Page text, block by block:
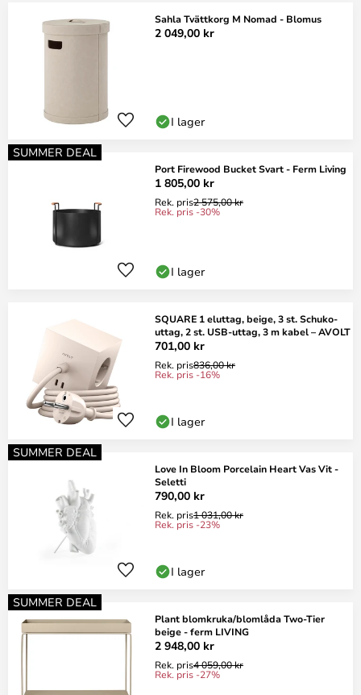
Sahla Tvättkorg M Nomad - Blomus
2 049,00 kr
I lager
SUMMER DEAL
Port Firewood Bucket Svart - Ferm Living
1 805,00 kr
Rek. pris2 575,00 kr
Rek. pris -30%
I lager
SQUARE 1 eluttag, beige, 3 st. Schuko-
uttag, 2 st. USB-uttag, 3 m kabel – AVOLT
701,00 kr
Rek. pris836,00 kr
Rek. pris -16%
I lager
SUMMER DEAL
Love In Bloom Porcelain Heart Vas Vit -
Seletti
790,00 kr
Rek. pris1 031,00 kr
Rek. pris -23%
I lager
SUMMER DEAL
Plant blomkruka/blomlåda Two-Tier
beige - ferm LIVING
2 948,00 kr
Rek. pris4 059,00 kr
Rek. pris -27%